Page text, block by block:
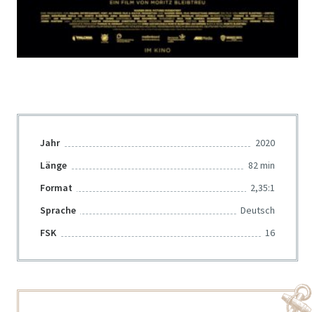
Jahr
2020
Länge
82 min
Format
2,35:1
Sprache
Deutsch
FSK
16